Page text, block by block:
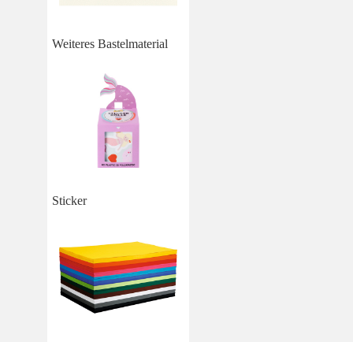
Weiteres Bastelmaterial
Sticker